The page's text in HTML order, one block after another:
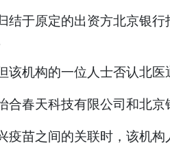
于原定的出资方北京银
机构的一位人士否认北
春天科技有限公司和北
苗之间的关联时，该机构